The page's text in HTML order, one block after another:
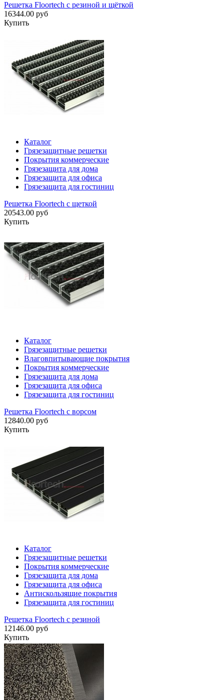
Решетка Floortech с резиной и щёткой
16344.00 руб
Купить
Каталог
Грязезащитные решетки
Покрытия коммерческие
Грязезащита для дома
Грязезащита для офиса
Грязезащита для гостиниц
Решетка Floortech с щеткой
20543.00 руб
Купить
Каталог
Грязезащитные решетки
Влаговпитывающие покрытия
Покрытия коммерческие
Грязезащита для дома
Грязезащита для офиса
Грязезащита для гостиниц
Решетка Floortech с ворсом
12840.00 руб
Купить
Каталог
Грязезащитные решетки
Покрытия коммерческие
Грязезащита для дома
Грязезащита для офиса
Антискользящие покрытия
Грязезащита для гостиниц
Решетка Floortech с резиной
12146.00 руб
Купить